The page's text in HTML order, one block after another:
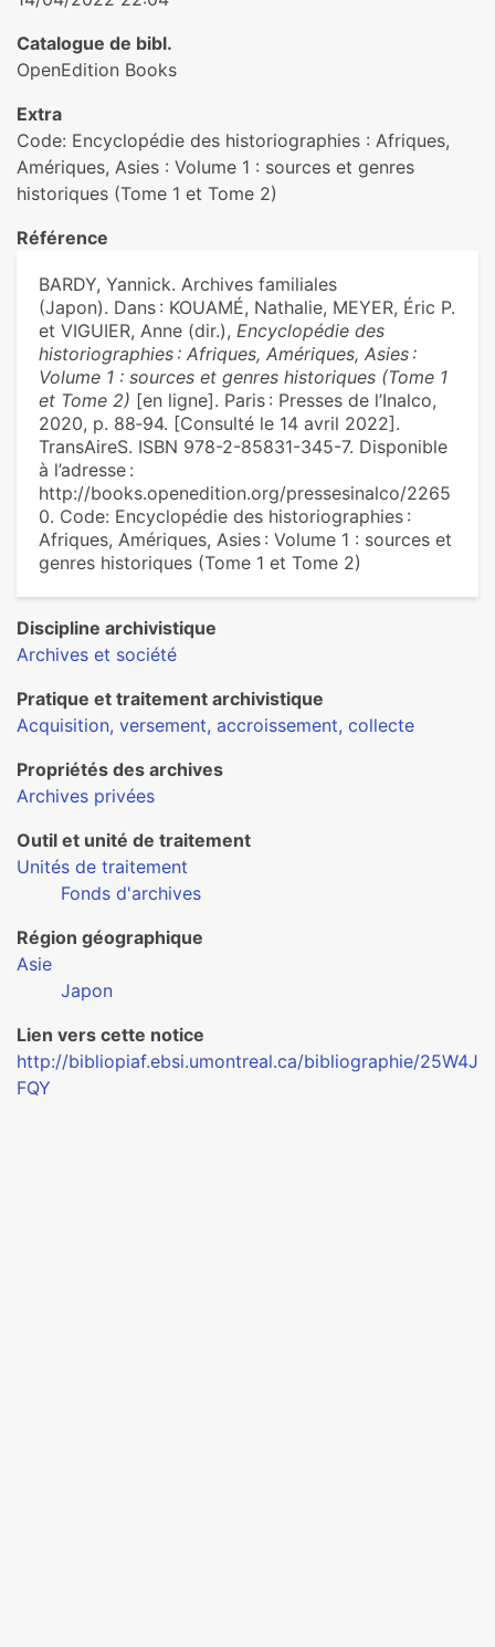
Catalogue de bibl.
OpenEdition Books
Extra
Code: Encyclopédie des historiographies : Afriques,
Amériques, Asies : Volume 1 : sources et genres
historiques (Tome 1 et Tome 2)
Référence
BARDY, Yannick. Archives familiales
(Japon). Dans : KOUAMÉ, Nathalie, MEYER, Éric P.
et VIGUIER, Anne (dir.), Encyclopédie des
historiographies : Afriques, Amériques, Asies :
Volume 1 : sources et genres historiques (Tome 1
et Tome 2) [en ligne]. Paris : Presses de l’Inalco,
2020, p. 88‑94. [Consulté le 14 avril 2022].
TransAireS. ISBN 978-2-85831-345-7. Disponible
à l’adresse :
http://books.openedition.org/pressesinalco/2265
0. Code: Encyclopédie des historiographies :
Afriques, Amériques, Asies : Volume 1 : sources et
genres historiques (Tome 1 et Tome 2)
Discipline archivistique
Archives et société
Pratique et traitement archivistique
Acquisition, versement, accroissement, collecte
Propriétés des archives
Archives privées
Outil et unité de traitement
Unités de traitement
Fonds d'archives
Région géographique
Asie
Japon
Lien vers cette notice
http://bibliopiaf.ebsi.umontreal.ca/bibliographie/25W4J
FQY